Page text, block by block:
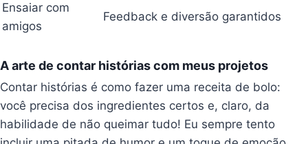
Ensaiar com
amigos
Feedback e diversão garantidos
A arte de contar histórias com meus projetos
Contar histórias é como fazer uma receita de bolo:
você precisa dos ingredientes certos e, claro, da
habilidade de não queimar tudo! Eu sempre tento